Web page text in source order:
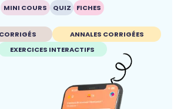
MINI COURS QUIZ FICHES
ANNALES CORRIGÉES
EXERCICES INTERACTIFS